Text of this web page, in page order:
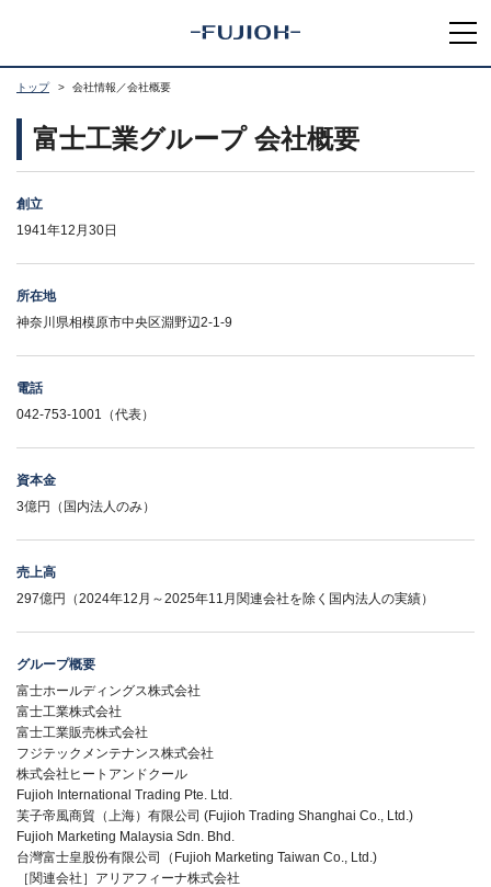
トップ 会社情報／会社概要
富士工業グループ 会社概要
創立
1941年12月30日
所在地
神奈川県相模原市中央区淵野辺2-1-9
電話
042-753-1001（代表）
資本金
3億円（国内法人のみ）
売上高
297億円（2024年12月～2025年11月関連会社を除く国内法人の実績）
グループ概要
富士ホールディングス株式会社
富士工業株式会社
富士工業販売株式会社
フジテックメンテナンス株式会社
株式会社ヒートアンドクール
Fujioh International Trading Pte. Ltd.
芙子帝風商貿（上海）有限公司 (Fujioh Trading Shanghai Co., Ltd.)
Fujioh Marketing Malaysia Sdn. Bhd.
台灣富士皇股份有限公司（Fujioh Marketing Taiwan Co., Ltd.)
［関連会社］アリアフィーナ株式会社